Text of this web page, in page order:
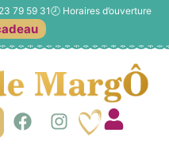
79 59 31🕗 Horaires d’ouverture